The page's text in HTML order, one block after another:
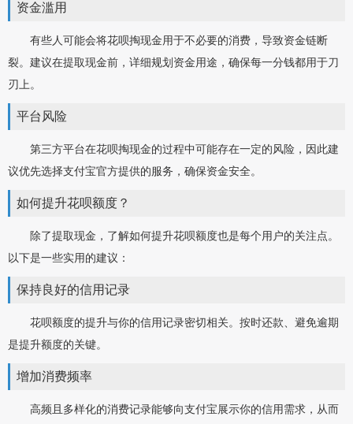
资金滥用
有些人可能会将花呗掏现金用于不必要的消费，导致资金链断
裂。建议在提取现金前，详细规划资金用途，确保每一分钱都用于刀
刃上。
平台风险
第三方平台在花呗掏现金的过程中可能存在一定的风险，因此建
议优先选择支付宝官方提供的服务，确保资金安全。
如何提升花呗额度？
除了提取现金，了解如何提升花呗额度也是每个用户的关注点。
以下是一些实用的建议：
保持良好的信用记录
花呗额度的提升与你的信用记录密切相关。按时还款、避免逾期
是提升额度的关键。
增加消费频率
高频且多样化的消费记录能够向支付宝展示你的信用需求，从而